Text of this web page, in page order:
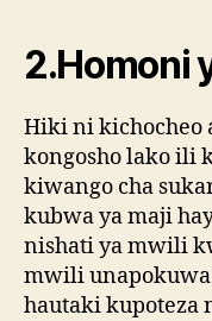
2.Homoni
Hiki ni kichocheo
kongosho lako ili
kiwango cha
kubwa ya maji
nishati ya mwili
mwili unapokuwa
hautaki kupoteza